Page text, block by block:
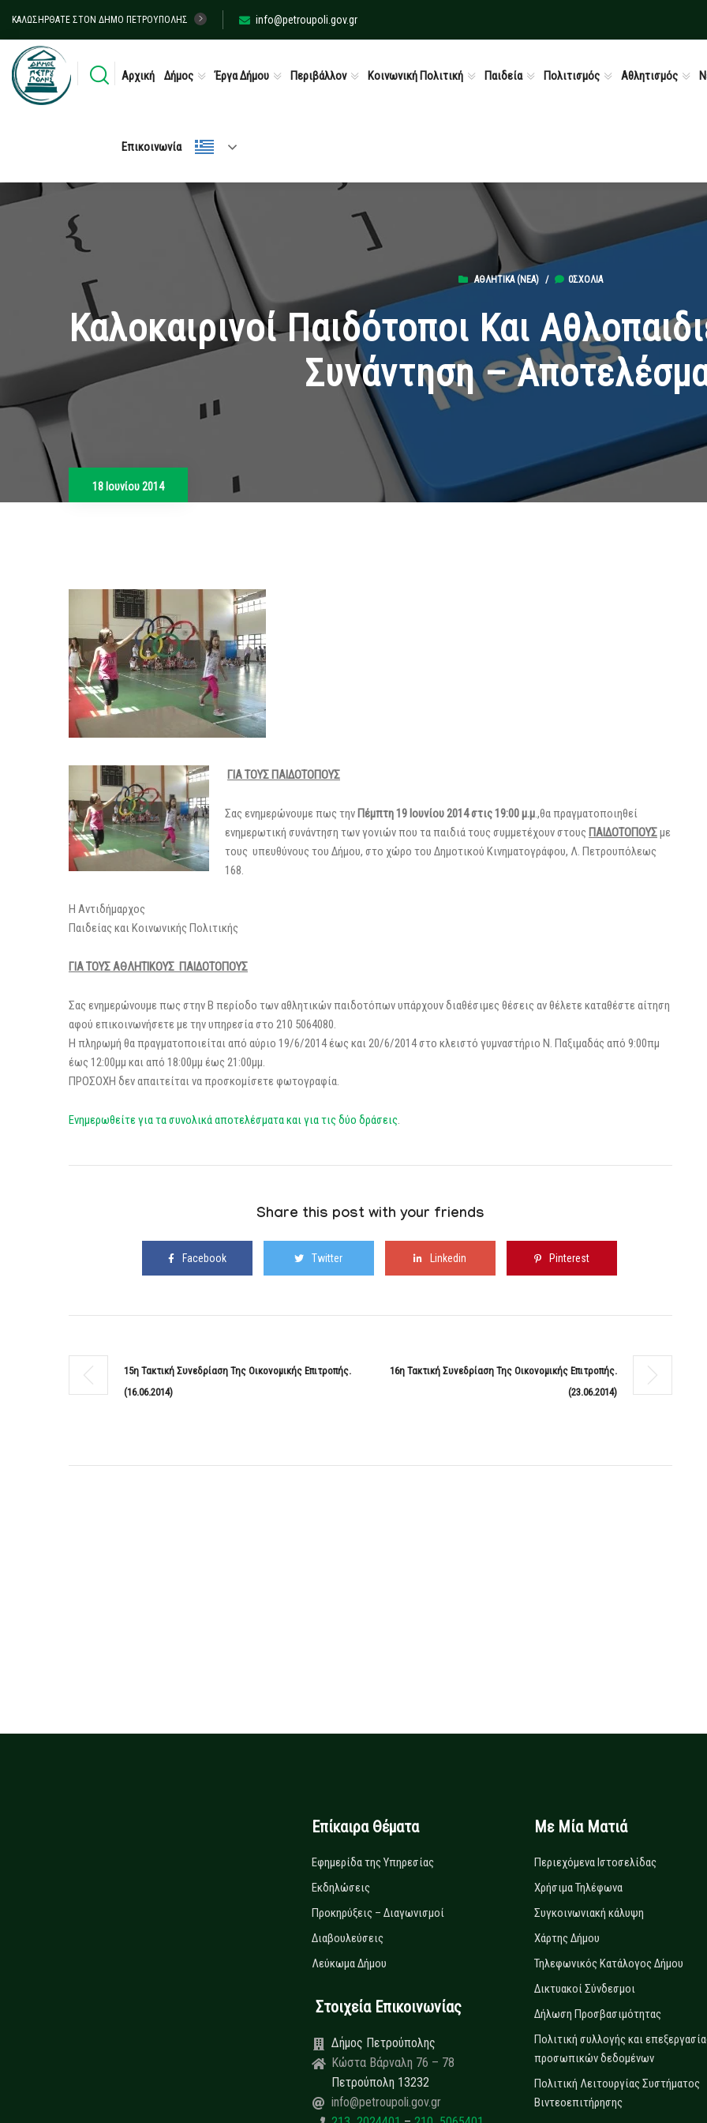
ΚΑΛΩΣΉΡΘΑΤΕ ΣΤΟΝ ΔΉΜΟ ΠΕΤΡΟΎΠΟΛΗΣ info@petroupoli.gov.gr
Αρχική Δήμος Έργα Δήμου Περιβάλλον Κοινωνική Πολιτική Παιδεία Πολιτισμός Αθλητισμός
Επικοινωνία
ΑΘΛΗΤΙΚΆ (ΝΕΑ)/ 0ΣΧΌΛΙΑ
Καλοκαιρινοί Παιδότοποι Και
Συνάντηση –
18 Ιουνίου 2014
ΓΙΑ ΤΟΥΣ ΠΑΙΔΟΤΟΠΟΥΣ
Σας ενημερώνουμε πως την Πέμπτη 19 Ιουνίου 2014 στις 19:00 μ.μ.,θα πραγματοποιηθεί
ενημερωτική συνάντηση των γονιών που τα παιδιά τους συμμετέχουν στους ΠΑΙΔΟΤΟΠΟΥΣμε
τους υπευθύνους του Δήμου, στο χώρο του Δημοτικού Κινηματογράφου, Λ. Πετρουπόλεως
168.
Η Αντιδήμαρχος
Παιδείας και Κοινωνικής Πολιτικής
ΓΙΑ ΤΟΥΣ ΑΘΛΗΤΙΚΟΥΣ ΠΑΙΔΟΤΟΠΟΥΣ
Σας ενημερώνουμε πως στην Β περίοδο των αθλητικών παιδοτόπων υπάρχουν διαθέσιμες θέσεις αν θέλετε καταθέστε αίτηση
αφού επικοινωνήσετε με την υπηρεσία στο 210 5064080.
Η πληρωμή θα πραγματοποιείται από αύριο 19/6/2014 έως και 20/6/2014 στο κλειστό γυμναστήριο Ν. Παξιμαδάς από 9:00πμ
έως 12:00μμ και από 18:00μμ έως 21:00μμ.
ΠΡΟΣΟΧΗ δεν απαιτείται να προσκομίσετε φωτογραφία.
Ενημερωθείτε για τα συνολικά αποτελέσματα και για τις δύο δράσεις.
Share this post with your friends
Facebook Twitter Linkedin Pinterest
15η Τακτική Συνεδρίαση Της Οικονομικής Επιτροπής.
(16.06.2014)
16η Τακτική Συνεδρίαση Της Οικονομικής Επιτροπής.
(23.06.2014)
Επίκαιρα Θέματα
Εφημερίδα της Υπηρεσίας
Εκδηλώσεις
Προκηρύξεις – Διαγωνισμοί
Διαβουλεύσεις
Λεύκωμα Δήμου
Στοιχεία Επικοινωνίας
Δήμος Πετρούπολης
Κώστα Βάρναλη 76 – 78
Πετρούπολη 13232
info@petroupoli.gov.gr
Με Μία Ματιά
Περιεχόμενα Ιστοσελίδας
Χρήσιμα Τηλέφωνα
Συγκοινωνιακή κάλυψη
Χάρτης Δήμου
Τηλεφωνικός Κατάλογος Δήμου
Δικτυακοί Σύνδεσμοι
Δήλωση Προσβασιμότητας
Πολιτική συλλογής και
προσωπικών δεδομένων
Πολιτική Λειτουργίας Συστήματος
Βιντεοεπιτήρησης